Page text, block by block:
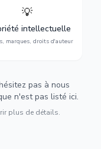
💡
intellectuelle
marques, droits d'auteur
de vos créations
et lutte contre la
contrefaçon.
pas à nous
n'est pas listé ici.
plus de détails.